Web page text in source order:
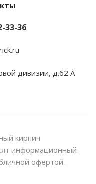
33-36
дивизии, д.62 А
кирпич
информационный
офертой.